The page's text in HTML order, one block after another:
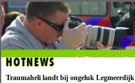
HOTNEWS
Traumaheli landt bij ongeluk Legmeerdijk